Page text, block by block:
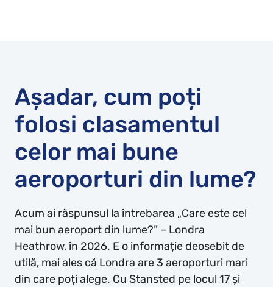
Așadar, cum poți
folosi clasamentul
celor mai bune
aeroporturi din lume?
Acum ai răspunsul la întrebarea „Care este cel
mai bun aeroport din lume?” – Londra
Heathrow, în 2026. E o informație deosebit de
utilă, mai ales că Londra are 3 aeroporturi mari
din care poți alege. Cu Stansted pe locul 17 și